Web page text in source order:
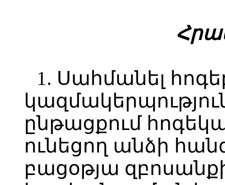
Հ
1. Սահմանել
ընթացքում
ունեցող անձի
բացօթյա